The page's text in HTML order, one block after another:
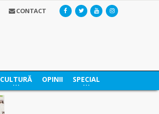
CONTACT
CULTURĂ OPINII SPECIAL